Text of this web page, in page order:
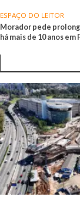
ESPAÇO DO LEITOR
Morador pede
há mais de 10 anos